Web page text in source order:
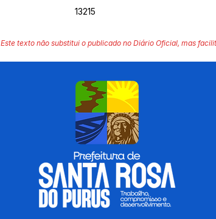
13215
Este texto não substitui o publicado no Diário Oficial, mas